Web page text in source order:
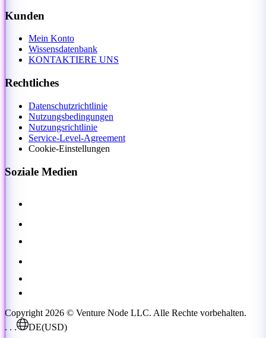
Kunden
Mein Konto
Wissensdatenbank
KONTAKTIERE UNS
Rechtliches
Datenschutzrichtlinie
Nutzungsbedingungen
Nutzungsrichtlinie
Service-Level-Agreement
Cookie-Einstellungen
Soziale Medien
Copyright 2026 © Venture Node LLC. Alle Rechte vorbehalten.
. . .
DE(USD)